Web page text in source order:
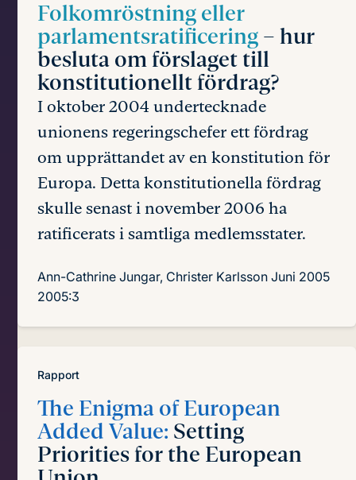
Folkomröstning eller
parlamentsratificering – hur
besluta om förslaget till
konstitutionellt fördrag?
I oktober 2004 undertecknade
unionens regeringschefer ett fördrag
om upprättandet av en konstitution för
Europa. Detta konstitutionella fördrag
skulle senast i november 2006 ha
ratificerats i samtliga medlemsstater.
Ann-Cathrine Jungar, Christer KarlssonJuni 2005
2005:3
Rapport
The Enigma of European
Added Value: Setting
Priorities for the European